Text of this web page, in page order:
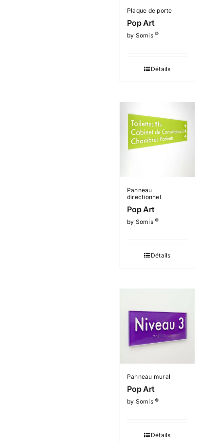
Plaque de porte
Pop Art
by Somis©
Détails
Panneau
directionnel
Pop Art
by Somis©
Détails
Panneau mural
Pop Art
by Somis©
Détails